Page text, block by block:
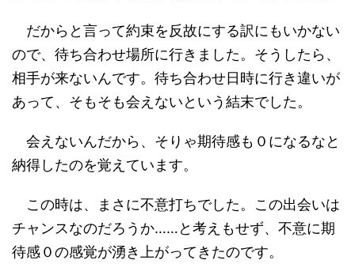
だからと言って約束を反故にする訳にもいかない
ので、待ち合わせ場所に行きました。そうしたら、
相手が来ないんです。待ち合わせ日時に行き違いが
あって、そもそも会えないという結末でした。
会えないんだから、そりゃ期待感も０になるなと
納得したのを覚えています。
この時は、まさに不意打ちでした。この出会いは
チャンスなのだろうか……と考えもせず、不意に期
待感０の感覚が湧き上がってきたのです。